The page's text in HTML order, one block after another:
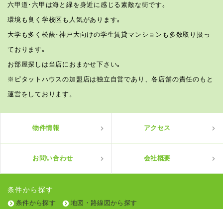
六甲道･六甲は海と緑を身近に感じる素敵な街です｡
環境も良く学校区も人気があります｡
大学も多く松蔭･神戸大向けの学生賃貸マンションも多数取り扱っ
ております｡
お部屋探しは当店におまかせ下さい｡
※ピタットハウスの加盟店は独立自営であり、各店舗の責任のもと
運営をしております。
物件情報 アクセス
お問い合わせ 会社概要
条件から探す
条件から探す 地図・路線図から探す